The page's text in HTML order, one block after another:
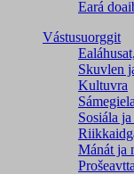
Eará
Vástusuorggit
Skuvlen
Kultuvra
Sosiála
Mánát ja